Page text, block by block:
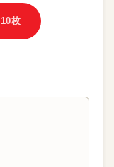
10枚